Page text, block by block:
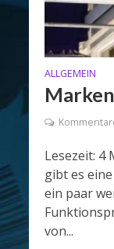
ALLGEMEIN
Lesezeit: 4
gibt es
ein paar
von...